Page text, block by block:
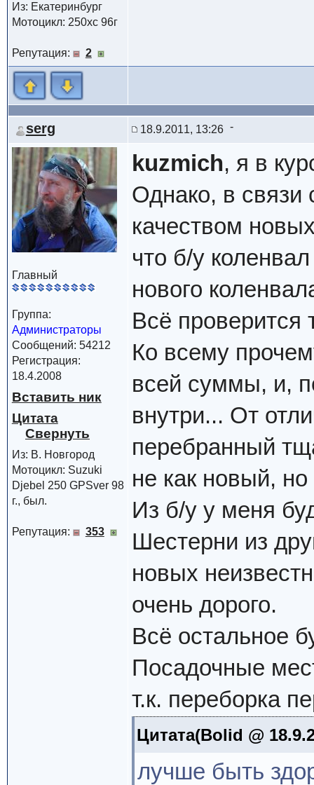
Из: Екатеринбург
Мотоцикл: 250xc 96г
Репутация: 2
serg 18.9.2011, 13:26
Главный
Группа:
Администраторы
Сообщений: 54212
Регистрация:
18.4.2008
Вставить ник
Цитата
Из: В. Новгород
Мотоцикл: Suzuki
Djebel 250 GPSver 98
г., был.
Репутация: 353
kuzmich, я в
Однако, в связи
качеством
что б/у
нового
Всё проверится
Ко всему
всей суммы, и,
внутри... От
перебранный
не как новый,
Из б/у у меня
Шестерни из
новых
очень дорого.
Всё остальное
Посадочные
т.к. переборка
Цитата(Bolid @
лучше быть